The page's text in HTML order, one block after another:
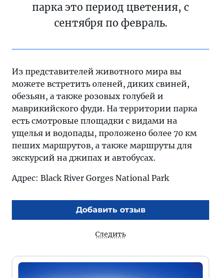
парка это период цветения, с
сентября по февраль.
Из представителей животного мира вы
можете встретить оленей, диких свиней,
обезьян, а также розовых голубей и
маврикийского фуди. На территории парка
есть смотровые площадки с видами на
ущелья и водопады, проложено более 70 км
пеших маршрутов, а также маршруты для
экскурсий на джипах и автобусах.
Адрес: Black River Gorges National Park
Добавить отзыв
Следить